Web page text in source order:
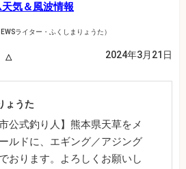
気＆風波情報
ライター・ふくしまりょうた）
2024年3月21日
ょうた
市公式釣り人】熊本県天草をメ
ルドに、エギング／アジング
おります。よろしくお願いし